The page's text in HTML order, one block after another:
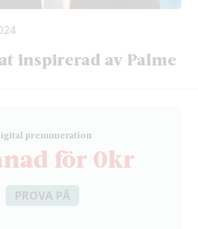
inspirerad av Palme
igital prenumeration
för 0kr
PROVA PÅ